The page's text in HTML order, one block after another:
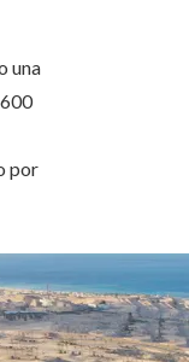
una
por